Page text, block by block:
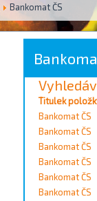
Bankomat ČS
Vyhledávání
Vyhledat
Kontakty
Město
Titulek
Bankomat ČS
Bankomat ČS
Bankomat ČS
Bankomat ČS
Bankomat ČS
Bankomat ČS